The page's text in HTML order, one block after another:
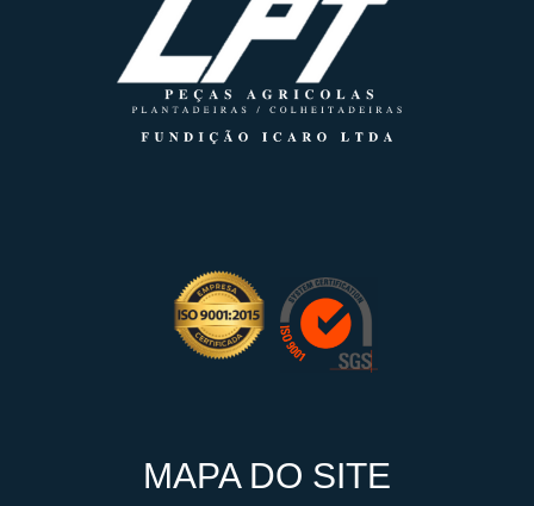
MAPA DO SITE